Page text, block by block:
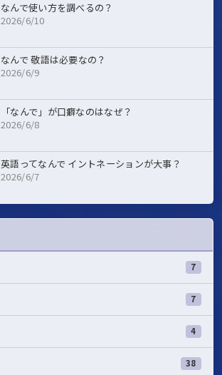
なんで使い方を調べるの？
2026/6/10
なんで 敬語は必要なの？
2026/6/9
「なんで」が口癖なのはなぜ？
2026/6/8
英語ってなんで イントネーションが大事？
2026/6/7
7
7
4
38